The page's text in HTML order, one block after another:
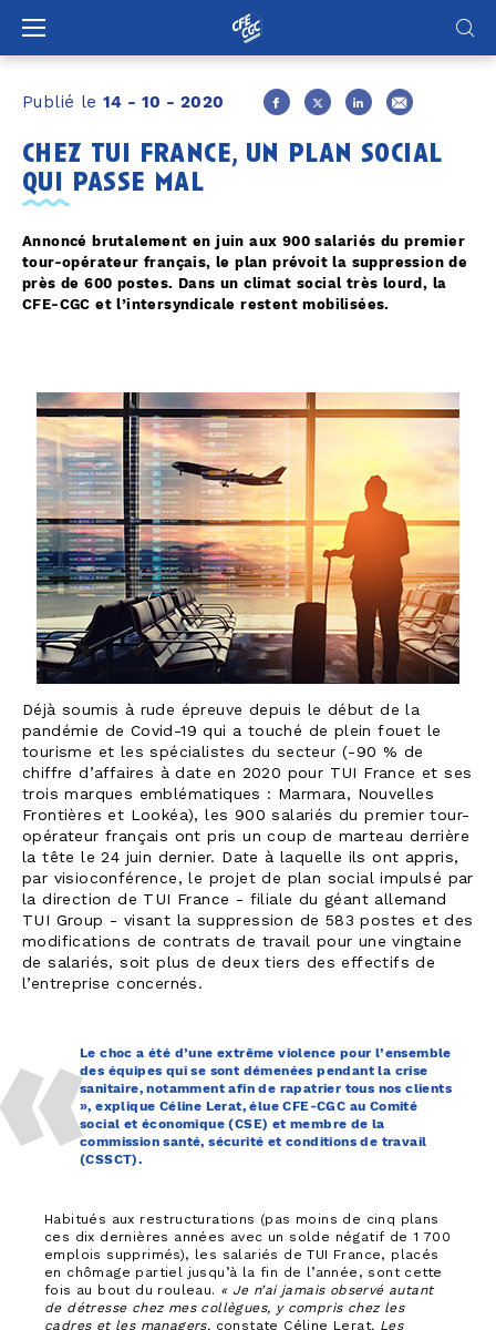
Publié le 14 - 10 - 2020
chez tui france, un plan social
qui passe mal
Annoncé brutalement en juin aux 900 salariés du premier
tour-opérateur français, le plan prévoit la suppression de
près de 600 postes. Dans un climat social très lourd, la
CFE-CGC et l’intersyndicale restent mobilisées.
Déjà soumis à rude épreuve depuis le début de la
pandémie de Covid-19 qui a touché de plein fouet le
tourisme et les spécialistes du secteur (-90 % de
chiffre d’affaires à date en 2020 pour TUI France et ses
trois marques emblématiques : Marmara, Nouvelles
Frontières et Lookéa), les 900 salariés du premier tour-
opérateur français ont pris un coup de marteau derrière
la tête le 24 juin dernier. Date à laquelle ils ont appris,
par visioconférence, le projet de plan social impulsé par
la direction de TUI France - filiale du géant allemand
TUI Group - visant la suppression de 583 postes et des
modifications de contrats de travail pour une vingtaine
de salariés, soit plus de deux tiers des effectifs de
l’entreprise concernés.
Le choc a été d’une extrême violence pour l’ensemble
des équipes qui se sont démenées pendant la crise
sanitaire, notamment afin de rapatrier tous nos clients
», explique Céline Lerat, élue CFE-CGC au Comité
social et économique (CSE) et membre de la
commission santé, sécurité et conditions de travail
(CSSCT).
Habitués aux restructurations (pas moins de cinq plans
ces dix dernières années avec un solde négatif de 1 700
emplois supprimés), les salariés de TUI France, placés
en chômage partiel jusqu’à la fin de l’année, sont cette
fois au bout du rouleau. « Je n’ai jamais observé autant
de détresse chez mes collègues, y compris chez les
cadres et les managers, constate Céline Lerat. Les
Panneau de gestion des cookies